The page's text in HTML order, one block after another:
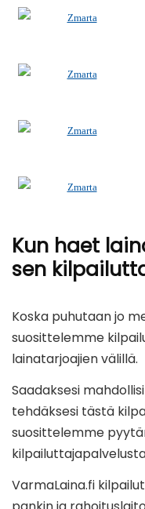
Kun haet
sen
Koska puhutaan jo
suosittelemme
lainatarjoajien välillä.
Saadaksesi
tehdäksesi tästä
suosittelemme
VarmaLaina.fi